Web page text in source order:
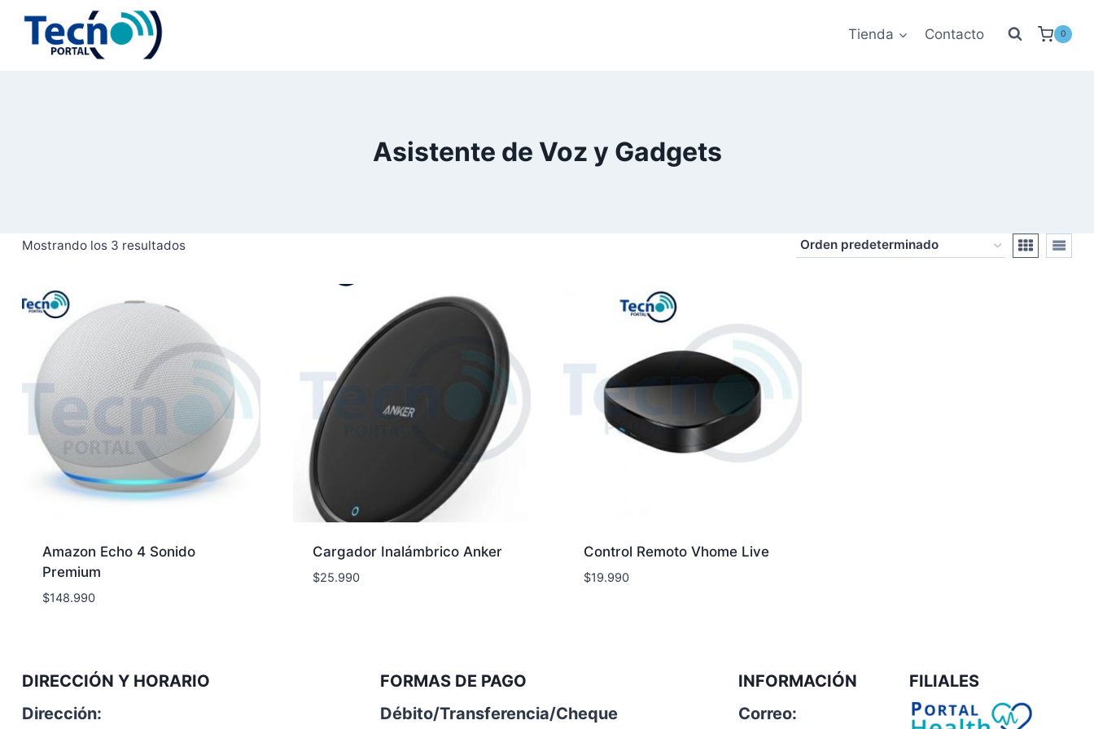
contenido
Tienda Contacto 0
Asistente de Voz y Gadgets
Mostrando los 3 resultados
Amazon Echo 4 Sonido
Premium
$148.990
Cargador Inalámbrico Anker
$25.990
Control Remoto Vhome Live
$19.990
DIRECCIÓN Y HORARIO
Dirección:
FORMAS DE PAGO
Débito/Transferencia/Cheque
INFORMACIÓN
Correo:
FILIALES